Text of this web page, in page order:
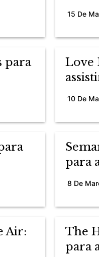
15 De
para
Love
10 De
para
8 De
Air:
The
para